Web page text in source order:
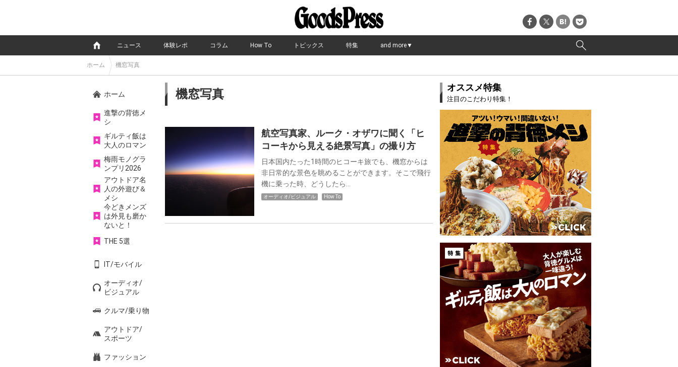
ニュース 体験レポ コラム How To トピックス 特集 and more▼
ホーム 機窓写真
ホーム
進撃の背徳メ
シ
ギルティ飯は
大人のロマン
梅雨モノグラ
ンプリ2026
アウトドア名
人の外遊び＆
メシ
今どきメンズ
は外見も磨か
ないと！
THE 5選
IT/モバイル
オーディオ/
ビジュアル
クルマ/乗り物
アウトドア/
スポーツ
ファッション
機窓写真
航空写真家、ルーク・オザワに聞く「ヒ
コーキから見える絶景写真」の撮り方
日本国内たった1時間のヒコーキ旅でも、機窓からは
非日常的な景色を眺めることができます。そこで飛行
機に乗った時、どうしたら…
オーディオ/ビジュアル How To
オススメ特集
注目のこだわり特集！